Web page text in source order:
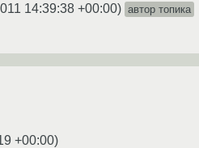
14:39:38 +00:00) автор топика
+00:00)